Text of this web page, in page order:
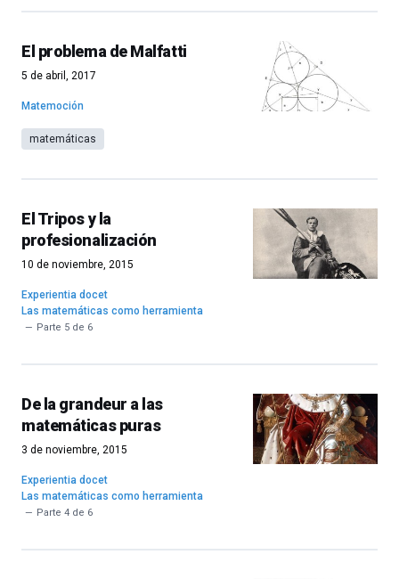
El problema de Malfatti
5 de abril, 2017
Matemoción
matemáticas
El Tripos y la
profesionalización
10 de noviembre, 2015
Experientia docet
Las matemáticas como herramienta
Parte 5 de 6
De la grandeur a las
matemáticas puras
3 de noviembre, 2015
Experientia docet
Las matemáticas como herramienta
Parte 4 de 6